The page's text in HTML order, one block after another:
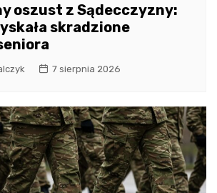
oszust z Sądecczyzny:
skradzione
7 sierpnia 2026